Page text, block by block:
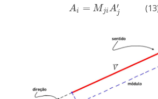
Ai = M jiA′
j
Ai= Mj Aj′